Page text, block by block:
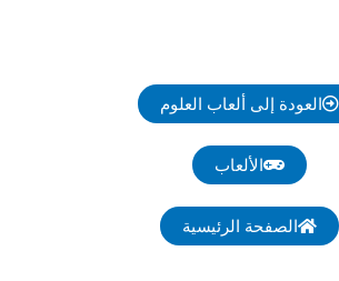
العودة إلى ألعاب العلوم
الألعاب
الصفحة الرئيسية